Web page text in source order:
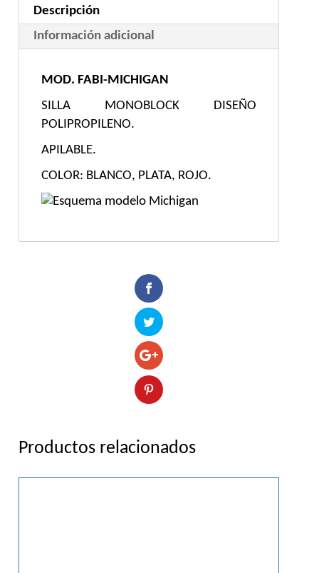
Descripción
Información adicional
MOD. FABI-MICHIGAN
SILLA MONOBLOCK DISEÑO
POLIPROPILENO.
APILABLE.
COLOR: BLANCO, PLATA, ROJO.
Productos relacionados